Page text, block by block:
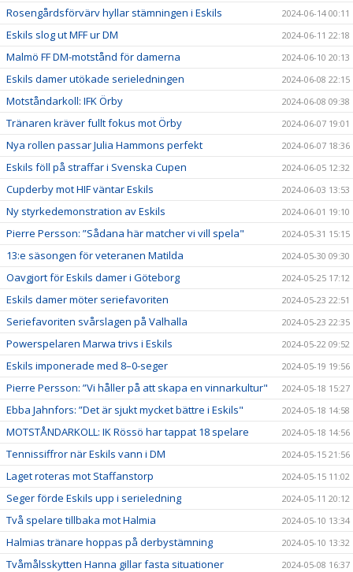
Rosengårdsförvärv hyllar stämningen i Eskils 2024-06-14 00:11
Eskils slog ut MFF ur DM 2024-06-11 22:18
Malmö FF DM-motstånd för damerna 2024-06-10 20:13
Eskils damer utökade serieledningen 2024-06-08 22:15
Motståndarkoll: IFK Örby 2024-06-08 09:38
Tränaren kräver fullt fokus mot Örby 2024-06-07 19:01
Nya rollen passar Julia Hammons perfekt 2024-06-07 18:36
Eskils föll på straffar i Svenska Cupen 2024-06-05 12:32
Cupderby mot HIF väntar Eskils 2024-06-03 13:53
Ny styrkedemonstration av Eskils 2024-06-01 19:10
Pierre Persson: ”Sådana här matcher vi vill spela" 2024-05-31 15:15
13:e säsongen för veteranen Matilda 2024-05-30 09:30
Oavgjort för Eskils damer i Göteborg 2024-05-25 17:12
Eskils damer möter seriefavoriten 2024-05-23 22:51
Seriefavoriten svårslagen på Valhalla 2024-05-23 22:35
Powerspelaren Marwa trivs i Eskils 2024-05-22 09:52
Eskils imponerade med 8–0-seger 2024-05-19 19:56
Pierre Persson: ”Vi håller på att skapa en vinnarkultur" 2024-05-18 15:27
Ebba Jahnfors: ”Det är sjukt mycket bättre i Eskils" 2024-05-18 14:58
MOTSTÅNDARKOLL: IK Rössö har tappat 18 spelare 2024-05-18 14:56
Tennissiffror när Eskils vann i DM 2024-05-15 21:56
Laget roteras mot Staffanstorp 2024-05-15 11:02
Seger förde Eskils upp i serieledning 2024-05-11 20:12
Två spelare tillbaka mot Halmia 2024-05-10 13:34
Halmias tränare hoppas på derbystämning 2024-05-10 13:32
Tvåmålsskytten Hanna gillar fasta situationer 2024-05-08 16:37